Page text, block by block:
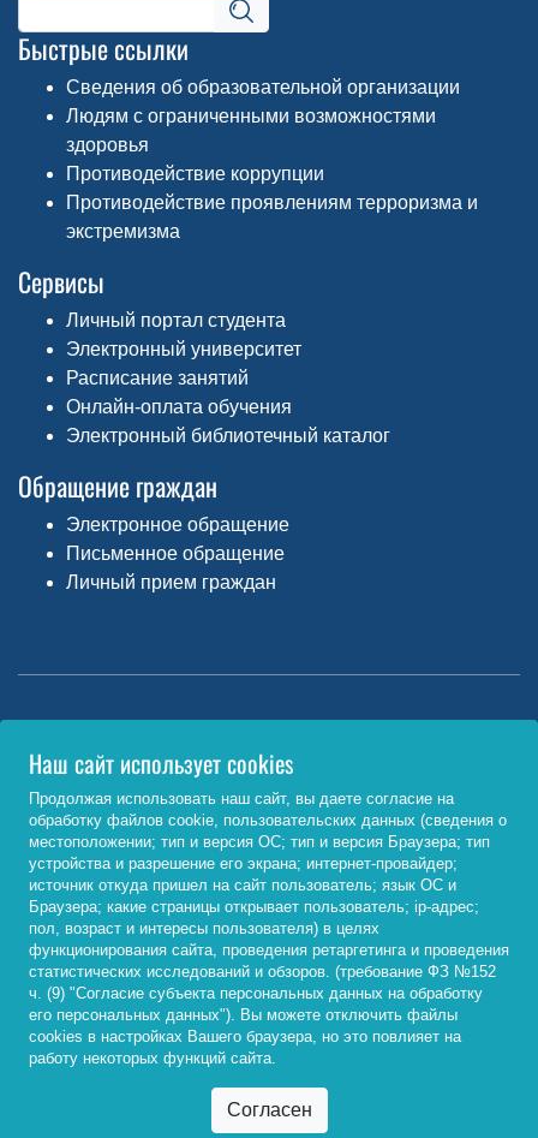
Быстрые ссылки
Сведения об образовательной организации
Людям с ограниченными возможностями
здоровья
Противодействие коррупции
Противодействие проявлениям терроризма и
экстремизма
Сервисы
Личный портал студента
Электронный университет
Расписание занятий
Онлайн-оплата обучения
Электронный библиотечный каталог
Обращение граждан
Электронное обращение
Письменное обращение
Личный прием граждан
Министерство науки и высшего образования РФ
http://www.minobrnauki.gov.ru/
Министерство просвещения РФ
https://edu.gov.ru/
Федеральный портал «Российское образование»
http://www.edu.ru/
© 2026, ФГБОУ ВО «Байкальский государственный
университет»
Наш сайт использует cookies
Продолжая использовать наш сайт, вы даете согласие на
обработку файлов cookie, пользовательских данных (сведения о
местоположении; тип и версия ОС; тип и версия Браузера; тип
устройства и разрешение его экрана; интернет-провайдер;
источник откуда пришел на сайт пользователь; язык ОС и
Браузера; какие страницы открывает пользователь; ip-адрес;
пол, возраст и интересы пользователя) в целях
функционирования сайта, проведения ретаргетинга и проведения
статистических исследований и обзоров. (требование ФЗ №152
ч. (9) "Согласие субъекта персональных данных на обработку
его персональных данных"). Вы можете отключить файлы
cookies в настройках Вашего браузера, но это повлияет на
работу некоторых функций сайта.